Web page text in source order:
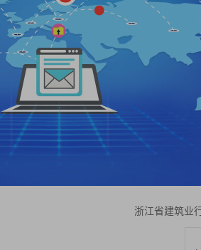
浙江省建筑业